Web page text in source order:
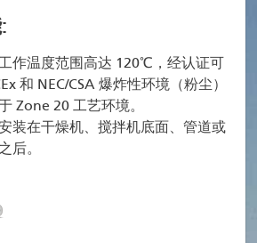
作温度范围高达 120℃，经认证可
和 NEC/CSA 爆炸性环境（粉尘）
Zone 20 工艺环境。
装在干燥机、搅拌机底面、管道或
后。